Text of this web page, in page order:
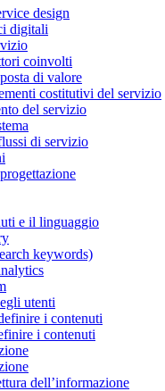
design
digitali
coinvolti
di valore
costitutivi del servizio
del servizio
di servizio
e il linguaggio
keywords)
utenti
i contenuti
i contenuti
dell’informazione